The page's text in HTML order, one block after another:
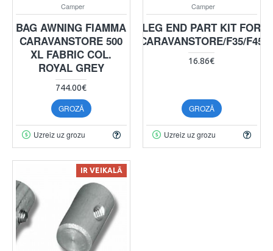
Camper
BAG AWNING FIAMMA
CARAVANSTORE 500
XL FABRIC COL.
ROYAL GREY
744.00€
GROZĀ
Uzreiz uz grozu
Camper
LEG END PART KIT FOR
CARAVANSTORE/F35/F45
16.86€
GROZĀ
Uzreiz uz grozu
IR VEIKALĀ